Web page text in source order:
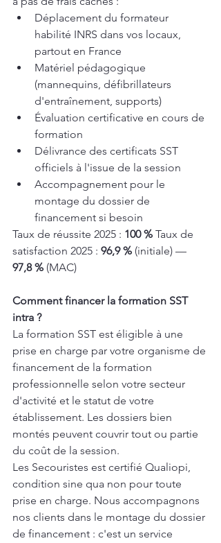
Déplacement du formateur
habilité INRS dans vos locaux,
partout en France
Matériel pédagogique
(mannequins, défibrillateurs
d'entraînement, supports)
Évaluation certificative en cours de
formation
Délivrance des certificats SST
officiels à l'issue de la session
Accompagnement pour le
montage du dossier de
financement si besoin
Taux de réussite 2025 : 100 % Taux de
satisfaction 2025 : 96,9 % (initiale) —
97,8 % (MAC)
Comment financer la formation SST
intra ?
La formation SST est éligible à une
prise en charge par votre organisme de
financement de la formation
professionnelle selon votre secteur
d'activité et le statut de votre
établissement. Les dossiers bien
montés peuvent couvrir tout ou partie
du coût de la session.
Les Secouristes est certifié Qualiopi,
condition sine qua non pour toute
prise en charge. Nous accompagnons
nos clients dans le montage du dossier
de financement : c'est un service